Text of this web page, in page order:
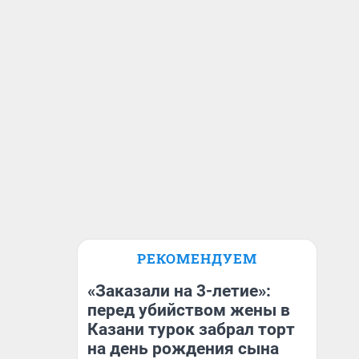
РЕКОМЕНДУЕМ
«Заказали на 3-летие»:
перед убийством жены в
Казани турок забрал торт
на день рождения сына